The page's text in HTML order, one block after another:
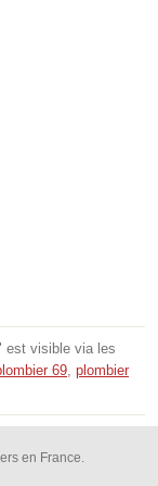
est visible via les
69, plombier
en France.